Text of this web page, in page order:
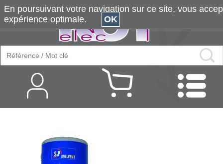
En poursuivant votre navigation sur ce site, vous
expérience optimale.
OK